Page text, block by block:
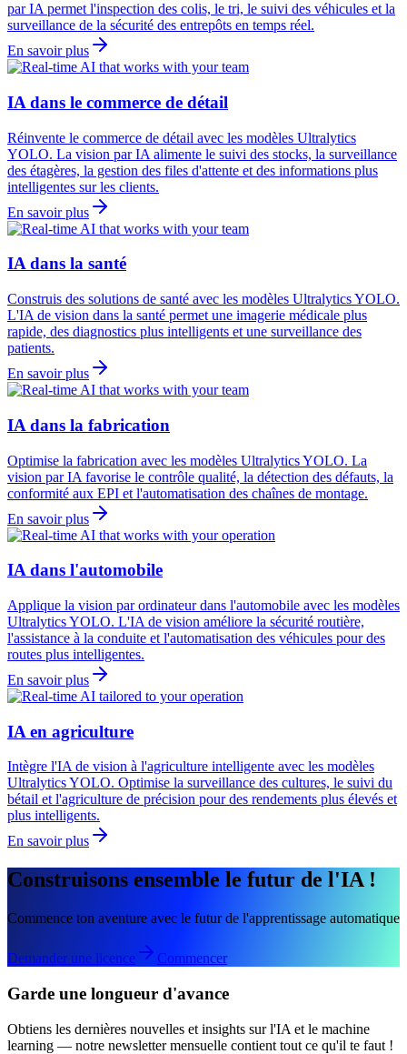
par IA permet l'inspection des colis, le tri, le suivi des véhicules et la
surveillance de la sécurité des entrepôts en temps réel.
En savoir plus
IA dans le commerce de détail
Réinvente le commerce de détail avec les modèles Ultralytics
YOLO. La vision par IA alimente le suivi des stocks, la surveillance
des étagères, la gestion des files d'attente et des informations plus
intelligentes sur les clients.
En savoir plus
IA dans la santé
Construis des solutions de santé avec les modèles Ultralytics YOLO.
L'IA de vision dans la santé permet une imagerie médicale plus
rapide, des diagnostics plus intelligents et une surveillance des
patients.
En savoir plus
IA dans la fabrication
Optimise la fabrication avec les modèles Ultralytics YOLO. La
vision par IA favorise le contrôle qualité, la détection des défauts, la
conformité aux EPI et l'automatisation des chaînes de montage.
En savoir plus
IA dans l'automobile
Applique la vision par ordinateur dans l'automobile avec les modèles
Ultralytics YOLO. L'IA de vision améliore la sécurité routière,
l'assistance à la conduite et l'automatisation des véhicules pour des
routes plus intelligentes.
En savoir plus
IA en agriculture
Intègre l'IA de vision à l'agriculture intelligente avec les modèles
Ultralytics YOLO. Optimise la surveillance des cultures, le suivi du
bétail et l'agriculture de précision pour des rendements plus élevés et
plus intelligents.
En savoir plus
Construisons ensemble le futur de l'IA !
Commence ton aventure avec le futur de l'apprentissage automatique
Demander une licence Commencer
Garde une longueur d'avance
Obtiens les dernières nouvelles et insights sur l'IA et le machine
learning — notre newsletter mensuelle contient tout ce qu'il te faut !